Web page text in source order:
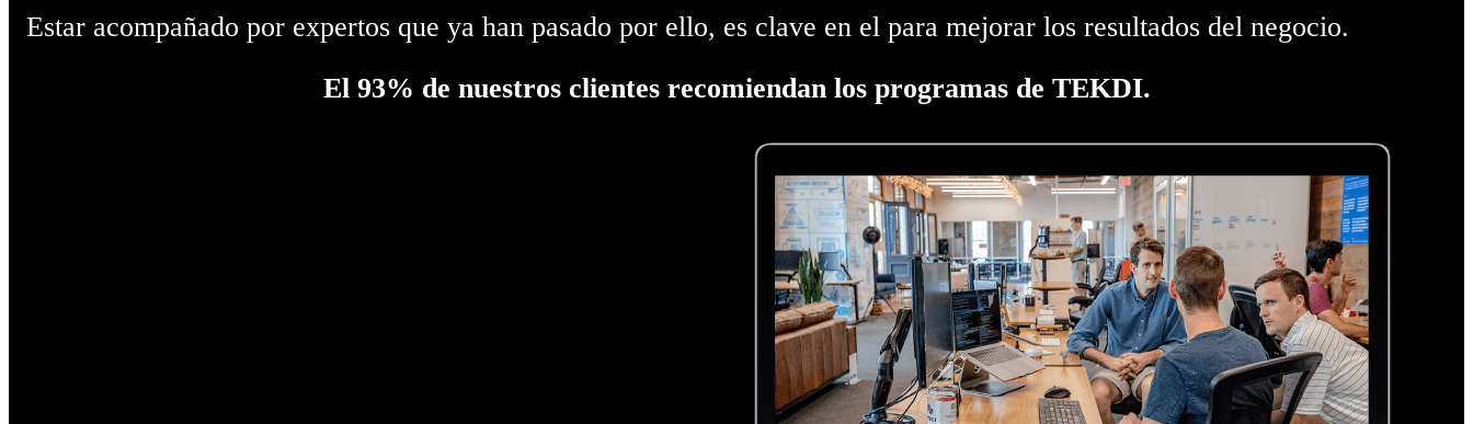
Estar acompañado por expertos que ya han pasado por ello, es clave en el para mejorar los resultados del negocio.
El 93% de nuestros clientes recomiendan los programas de TEKDI.